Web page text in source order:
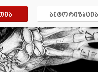
ავტორიზაცია